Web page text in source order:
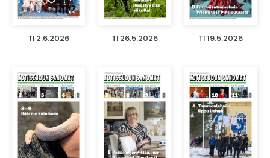
TI 2.6.2026 TI 26.5.2026 TI 19.5.2026